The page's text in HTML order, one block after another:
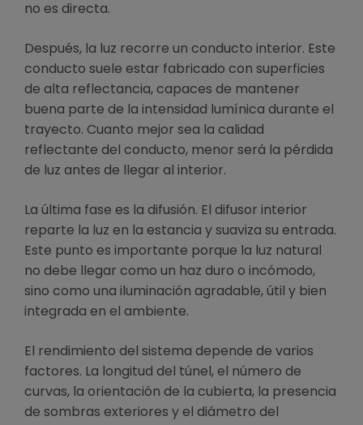
no es directa.
Después, la luz recorre un conducto interior. Este
conducto suele estar fabricado con superficies
de alta reflectancia, capaces de mantener
buena parte de la intensidad lumínica durante el
trayecto. Cuanto mejor sea la calidad
reflectante del conducto, menor será la pérdida
de luz antes de llegar al interior.
La última fase es la difusión. El difusor interior
reparte la luz en la estancia y suaviza su entrada.
Este punto es importante porque la luz natural
no debe llegar como un haz duro o incómodo,
sino como una iluminación agradable, útil y bien
integrada en el ambiente.
El rendimiento del sistema depende de varios
factores. La longitud del túnel, el número de
curvas, la orientación de la cubierta, la presencia
de sombras exteriores y el diámetro del